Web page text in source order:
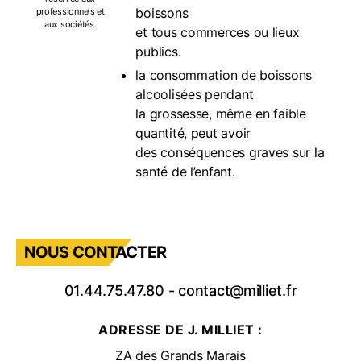
professionnels et
aux sociétés.
boissons
et tous commerces ou lieux
publics.
la consommation de boissons
alcoolisées pendant
la grossesse, même en faible
quantité, peut avoir
des conséquences graves sur la
santé de l’enfant.
NOUS CONTACTER
01.44.75.47.80 -contact@milliet.fr
ADRESSE DE J. MILLIET :
ZA des Grands Marais